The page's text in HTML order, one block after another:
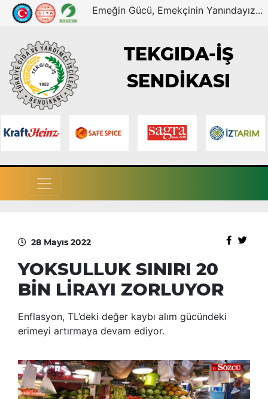
Emeğin Gücü, Emekçinin Yanındayız...
TEKGIDA-İŞ
SENDİKASI
28 Mayıs 2022
YOKSULLUK SINIRI 20
BİN LİRAYI ZORLUYOR
Enflasyon, TL’deki değer kaybı alım gücündeki
erimeyi artırmaya devam ediyor.